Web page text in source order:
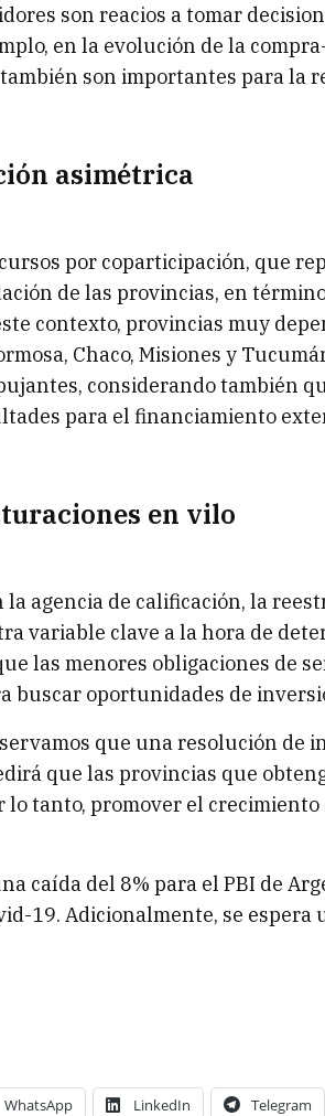
son reacios a tomar
en la evolución de la
son importantes para la
asimétrica
por coparticipación, que
de las provincias, en
contexto, provincias muy
Chaco, Misiones y
considerando también
para el financiamiento
en vilo
la agencia de calificación, la
variable clave a la hora de
las menores obligaciones de
buscar oportunidades de
que una resolución de
que las provincias que
lo tanto, promover el crecimiento
caída del 8% para el PBI de
19. Adicionalmente, se espera
WhatsApp LinkedIn Telegram